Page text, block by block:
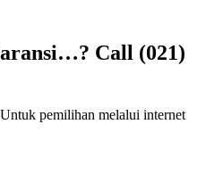
Call (021)
pemilihan melalui internet